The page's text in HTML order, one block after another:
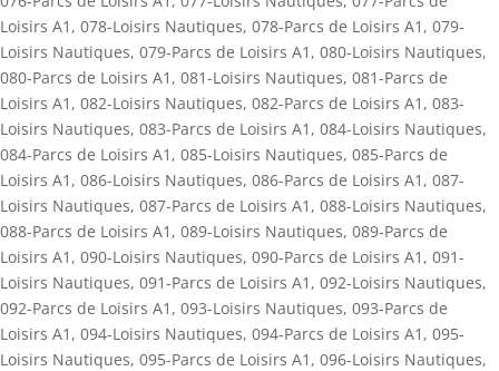
Loisirs A1 , 078-Loisirs Nautiques, 078-Parcs de Loisirs A1 , 079-
Loisirs Nautiques, 079-Parcs de Loisirs A1 , 080-Loisirs Nautiques,
080-Parcs de Loisirs A1 , 081-Loisirs Nautiques, 081-Parcs de
Loisirs A1 , 082-Loisirs Nautiques, 082-Parcs de Loisirs A1 , 083-
Loisirs Nautiques, 083-Parcs de Loisirs A1 , 084-Loisirs Nautiques,
084-Parcs de Loisirs A1 , 085-Loisirs Nautiques, 085-Parcs de
Loisirs A1 , 086-Loisirs Nautiques, 086-Parcs de Loisirs A1 , 087-
Loisirs Nautiques, 087-Parcs de Loisirs A1 , 088-Loisirs Nautiques,
088-Parcs de Loisirs A1 , 089-Loisirs Nautiques, 089-Parcs de
Loisirs A1 , 090-Loisirs Nautiques, 090-Parcs de Loisirs A1 , 091-
Loisirs Nautiques, 091-Parcs de Loisirs A1 , 092-Loisirs Nautiques,
092-Parcs de Loisirs A1 , 093-Loisirs Nautiques, 093-Parcs de
Loisirs A1 , 094-Loisirs Nautiques, 094-Parcs de Loisirs A1 , 095-
Loisirs Nautiques, 095-Parcs de Loisirs A1 , 096-Loisirs Nautiques,